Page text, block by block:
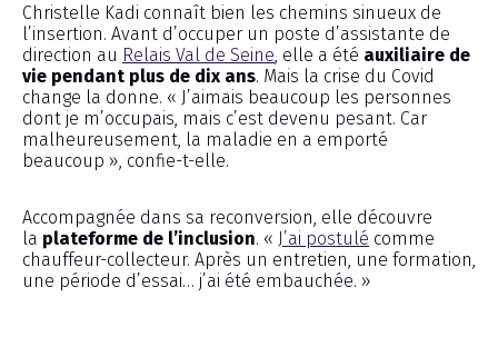
Christelle Kadi connaît bien les chemins sinueux de
l’insertion. Avant d’occuper un poste d’assistante de
direction au Relais Val de Seine , elle a été auxiliaire de
vie pendant plus de dix ans. Mais la crise du Covid
change la donne. « J’aimais beaucoup les personnes
dont je m’occupais, mais c’est devenu pesant. Car
malheureusement, la maladie en a emporté
beaucoup », confie-t-elle.
Accompagnée dans sa reconversion, elle découvre
la plateforme de l’inclusion. « J’ai postulé comme
chauffeur-collecteur. Après un entretien, une formation,
une période d’essai… j’ai été embauchée. »